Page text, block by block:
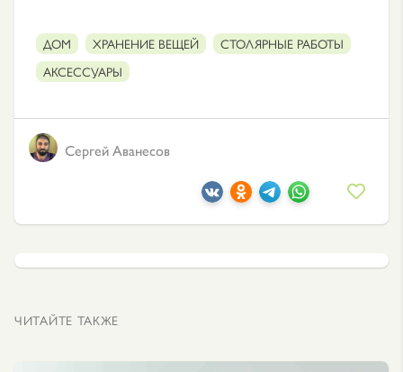
ДОМ ХРАНЕНИЕ ВЕЩЕЙ
СТОЛЯРНЫЕ РАБОТЫ
АКСЕССУАРЫ
Сергей Аванесов
ЧИТАЙТЕ ТАКЖЕ